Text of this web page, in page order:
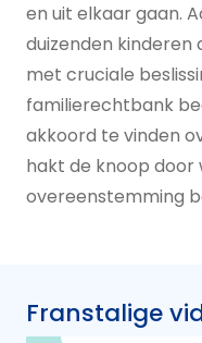
en uit elkaar gaan.
duizenden
met cruciale
familierechtbank
akkoord te vinden
hakt de knoop door
overeenstemming
Franstalige